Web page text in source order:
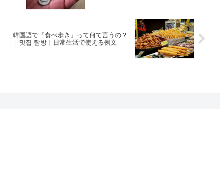
韓国語で『食べ歩き』って何て言うの？
｜맛집 탐방｜日常生活で使える例文